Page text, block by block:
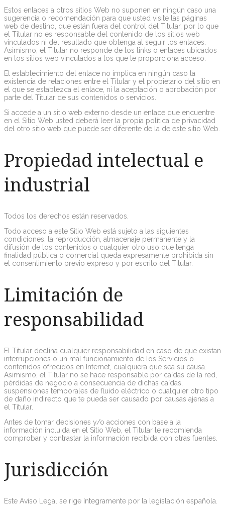
Estos enlaces a otros sitios Web no suponen en ningún caso una
sugerencia o recomendación para que usted visite las páginas
web de destino, que están fuera del control del Titular, por lo que
el Titular no es responsable del contenido de los sitios web
vinculados ni del resultado que obtenga al seguir los enlaces.
Asimismo, el Titular no responde de los links o enlaces ubicados
en los sitios web vinculados a los que le proporciona acceso.
El establecimiento del enlace no implica en ningún caso la
existencia de relaciones entre el Titular y el propietario del sitio en
el que se establezca el enlace, ni la aceptación o aprobación por
parte del Titular de sus contenidos o servicios.
Si accede a un sitio web externo desde un enlace que encuentre
en el Sitio Web usted deberá leer la propia política de privacidad
del otro sitio web que puede ser diferente de la de este sitio Web.
Propiedad intelectual e
industrial
Todos los derechos están reservados.
Todo acceso a este Sitio Web está sujeto a las siguientes
condiciones: la reproducción, almacenaje permanente y la
difusión de los contenidos o cualquier otro uso que tenga
finalidad pública o comercial queda expresamente prohibida sin
el consentimiento previo expreso y por escrito del Titular.
Limitación de
responsabilidad
El Titular declina cualquier responsabilidad en caso de que existan
interrupciones o un mal funcionamiento de los Servicios o
contenidos ofrecidos en Internet, cualquiera que sea su causa.
Asimismo, el Titular no se hace responsable por caídas de la red,
pérdidas de negocio a consecuencia de dichas caídas,
suspensiones temporales de fluido eléctrico o cualquier otro tipo
de daño indirecto que te pueda ser causado por causas ajenas a
el Titular.
Antes de tomar decisiones y/o acciones con base a la
información incluida en el Sitio Web, el Titular le recomienda
comprobar y contrastar la información recibida con otras fuentes.
Jurisdicción
Este Aviso Legal se rige íntegramente por la legislación española.